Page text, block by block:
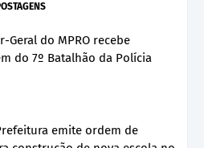
Geral do MPRO recebe
do 7º Batalhão da Polícia
emite ordem de